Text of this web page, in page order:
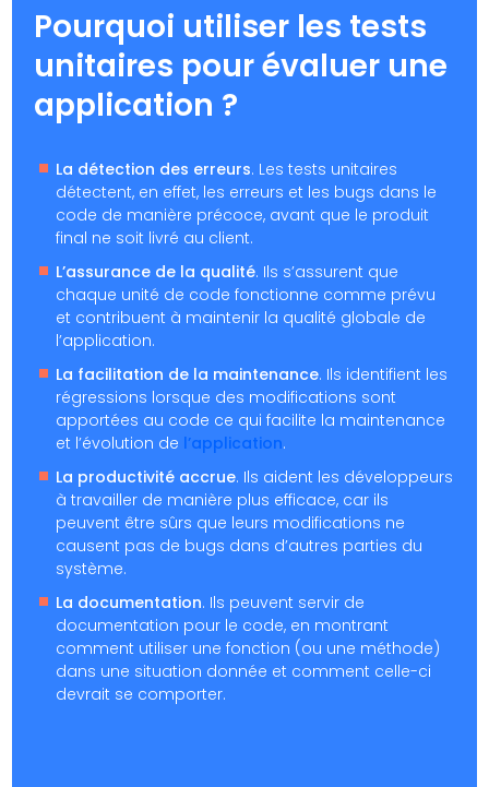
Pourquoi utiliser les tests
unitaires pour évaluer une
application ?
La détection des erreurs. Les tests unitaires
détectent, en effet, les erreurs et les bugs dans le
code de manière précoce, avant que le produit
final ne soit livré au client.
L’assurance de la qualité. Ils s’assurent que
chaque unité de code fonctionne comme prévu
et contribuent à maintenir la qualité globale de
l’application.
La facilitation de la maintenance. Ils identifient les
régressions lorsque des modifications sont
apportées au code ce qui facilite la maintenance
et l’évolution de l’application.
La productivité accrue. Ils aident les développeurs
à travailler de manière plus efficace, car ils
peuvent être sûrs que leurs modifications ne
causent pas de bugs dans d’autres parties du
système.
La documentation. Ils peuvent servir de
documentation pour le code, en montrant
comment utiliser une fonction (ou une méthode)
dans une situation donnée et comment celle-ci
devrait se comporter.